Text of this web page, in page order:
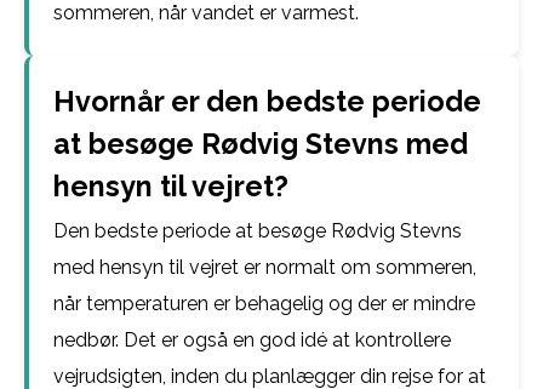
sommeren, når vandet er varmest.
Hvornår er den bedste periode
at besøge Rødvig Stevns med
hensyn til vejret?
Den bedste periode at besøge Rødvig Stevns
med hensyn til vejret er normalt om sommeren,
når temperaturen er behagelig og der er mindre
nedbør. Det er også en god idé at kontrollere
vejrudsigten, inden du planlægger din rejse for at